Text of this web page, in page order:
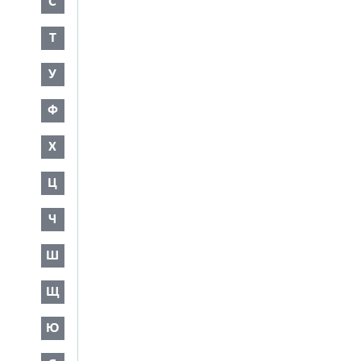
Т
У
Ф
Х
Ц
Ч
Ш
Щ
Ю